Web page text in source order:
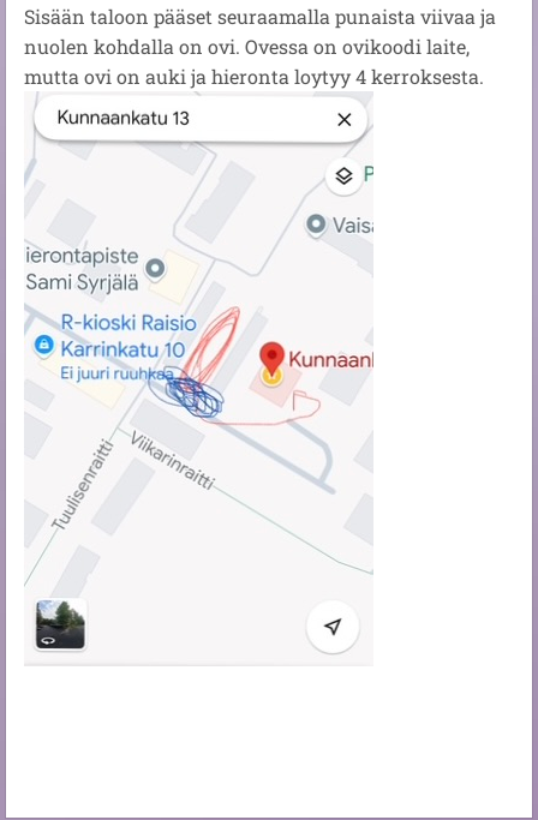
Sisään taloon pääset seuraamalla punaista viivaa ja
nuolen kohdalla on ovi. Ovessa on ovikoodi laite,
mutta ovi on auki ja hieronta loytyy 4 kerroksesta.